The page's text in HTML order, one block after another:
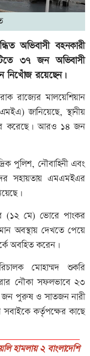
অভিবাসী বহনকারী
৩৭ জন অভিবাসী
নিখোঁজ রয়েছেন।
রাজ্যের মালয়েশিয়ান
জানিয়েছে, স্থানীয়
করেছে। আরও ১৪ জন
পুলিশ, নৌবাহিনী এবং
সহায়তায় এমএমইএর
(১২ মে) ভোরে পাংকর
অবস্থায় দেখতে পেয়ে
অবহিত করেন।
মোহাম্মদ শুকরি
নৌকা সফলভাবে ২৩
জন পুরুষ ও সাতজন নারী
কর্তৃপক্ষের কাছে
হামলায় ২ বাংলাদেশি